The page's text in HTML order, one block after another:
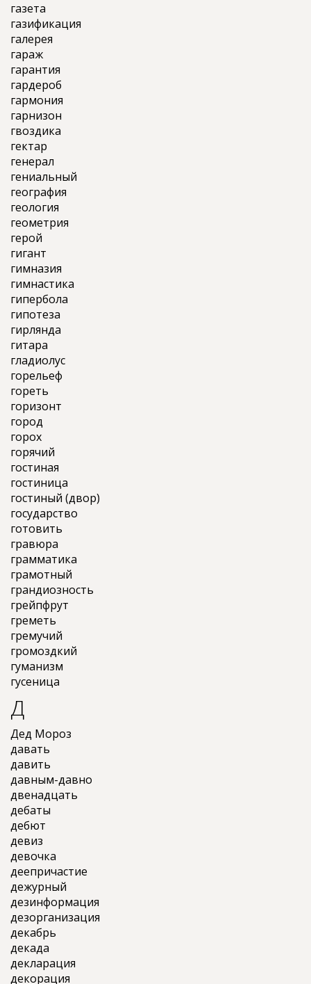
газета
газификация
галерея
гараж
гарантия
гардероб
гармония
гарнизон
гвоздика
гектар
генерал
гениальный
география
геология
геометрия
герой
гигант
гимназия
гимнастика
гипербола
гипотеза
гирлянда
гитара
гладиолус
горельеф
гореть
горизонт
город
горох
горячий
гостиная
гостиница
гостиный (двор)
государство
готовить
гравюра
грамматика
грамотный
грандиозность
грейпфрут
греметь
гремучий
громоздкий
гуманизм
гусеница
Д
Дед Мороз
давать
давить
давным-давно
двенадцать
дебаты
дебют
девиз
девочка
деепричастие
дежурный
дезинформация
дезорганизация
декабрь
декада
декларация
декорация